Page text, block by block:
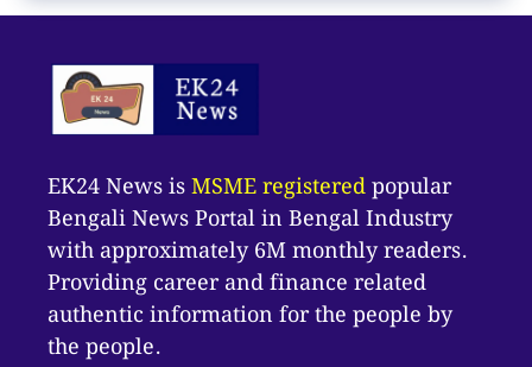
EK24 News isMSME registeredpopular
Bengali News Portal in Bengal Industry
with approximately 6M monthly readers.
Providing career and finance related
authentic information for the people by
the people.